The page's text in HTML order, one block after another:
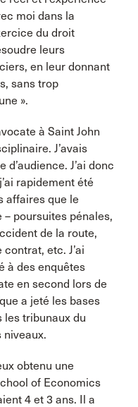
moi dans la
du droit
leurs
en leur donnant
sans trop
».
à Saint John
J’avais
J’ai donc
rapidement été
affaires que le
poursuites pénales,
de la route,
etc. J’ai
à des enquêtes
en second lors de
a jeté les bases
les tribunaux du
niveaux.
obtenu une
of Economics
4 et 3 ans. Il a